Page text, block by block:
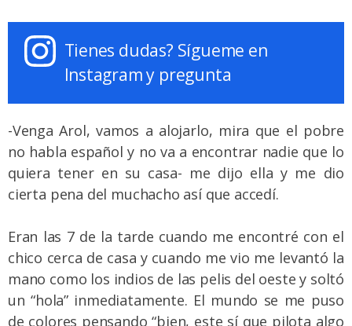
Tienes dudas? Sígueme en
Instagram y pregunta
-Venga Arol, vamos a alojarlo, mira que el pobre
no habla español y no va a encontrar nadie que lo
quiera tener en su casa- me dijo ella y me dio
cierta pena del muchacho así que accedí.
Eran las 7 de la tarde cuando me encontré con el
chico cerca de casa y cuando me vio me levantó la
mano como los indios de las pelis del oeste y soltó
un “hola” inmediatamente. El mundo se me puso
de colores pensando “bien, este sí que pilota algo